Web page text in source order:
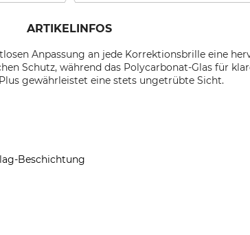
ARTIKELINFOS
Anpassung an jede Korrektionsbrille eine
Schutz, während das Polycarbonat-Glas für
gewährleistet eine stets ungetrübte Sicht.
Beschichtung